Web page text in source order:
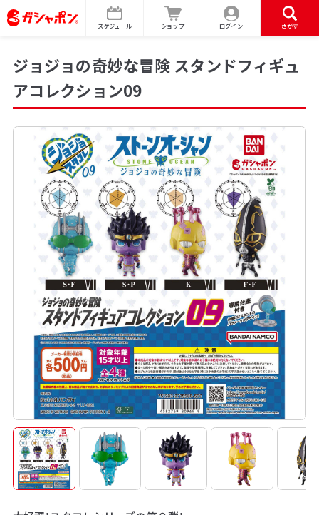
スケジュール ショップ ログイン さがす
ジョジョの奇妙な冒険 スタンドフィギュ
アコレクション09